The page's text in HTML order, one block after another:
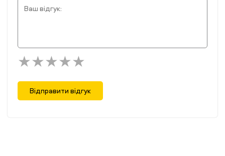
Відправити відгук